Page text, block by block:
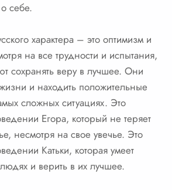
себе.
характера – это оптимизм и
на все трудности и испытания,
сохранять веру в лучшее. Они
и находить положительные
сложных ситуациях. Это
Егора, который не теряет
несмотря на свое увечье. Это
Катьки, которая умеет
и верить в их лучшее.